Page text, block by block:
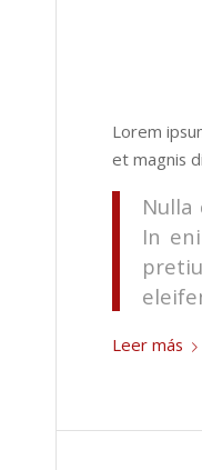
Lorem
et magnis
Nulla
In
Leer más